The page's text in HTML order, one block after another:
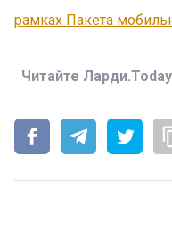
рамках Пакета
Читайте